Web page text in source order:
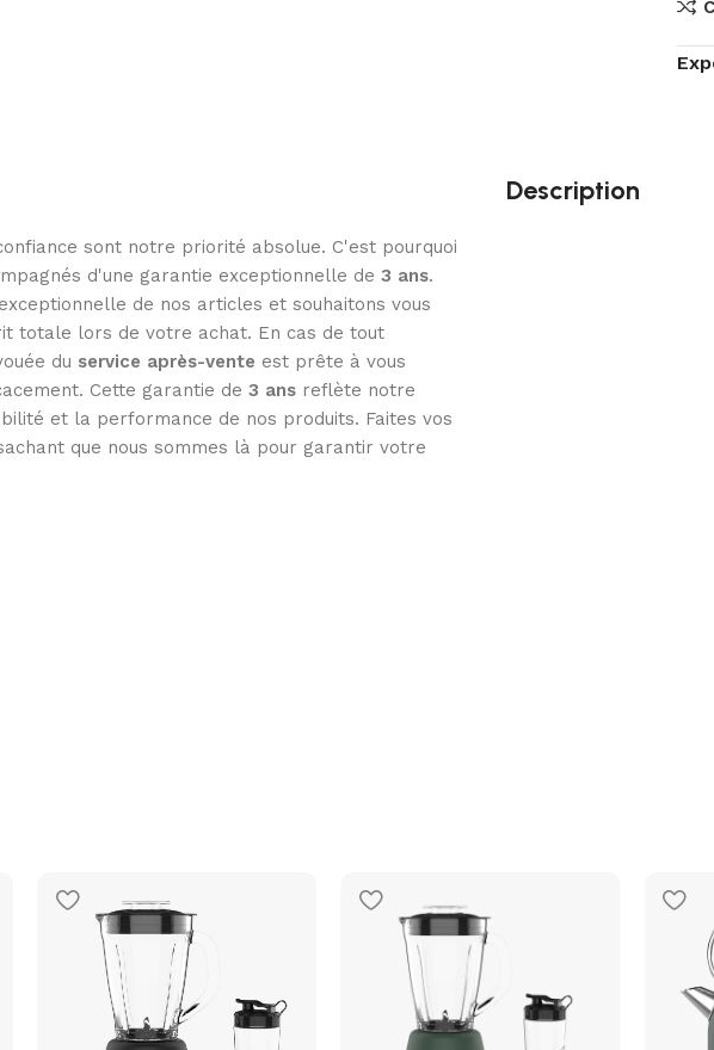
sont notre priorité absolue. C'est pourquoi
d'une garantie exceptionnelle de 3 ans.
de nos articles et souhaitons vous
totale lors de votre achat. En cas de tout
du service après-vente est prête à vous
Cette garantie de 3 ans reflète notre
et la performance de nos produits. Faites vos
que nous sommes là pour garantir votre
Description